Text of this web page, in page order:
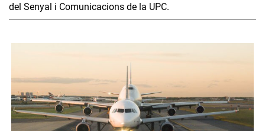
del Senyal i Comunicacions de la UPC.